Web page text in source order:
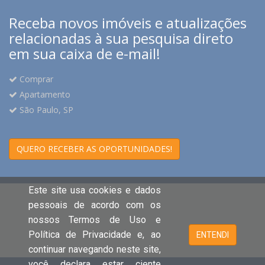
Receba novos imóveis e atualizações
relacionadas à sua pesquisa direto
em sua caixa de e-mail!
Comprar
Apartamento
São Paulo, SP
QUERO RECEBER AS OPORTUNIDADES!
Este site usa cookies e dados
pessoais de acordo com os
nossos Termos de Uso e
Política de Privacidade e, ao
continuar navegando neste site,
ENTENDI